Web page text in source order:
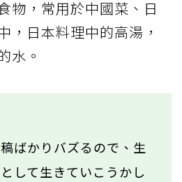
物，常用於中國菜、日
，日本料理中的高湯，
水。
ばかりバズるので、生
して生きていこうかし